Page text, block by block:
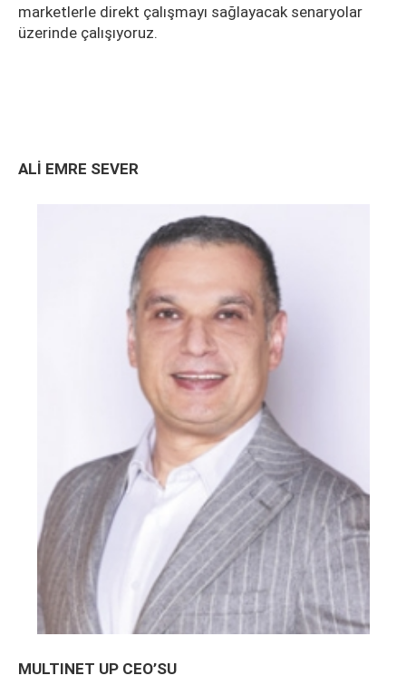
marketlerle direkt çalışmayı sağlayacak senaryolar
üzerinde çalışıyoruz.
ALİ EMRE SEVER
MULTINET UP CEO’SU